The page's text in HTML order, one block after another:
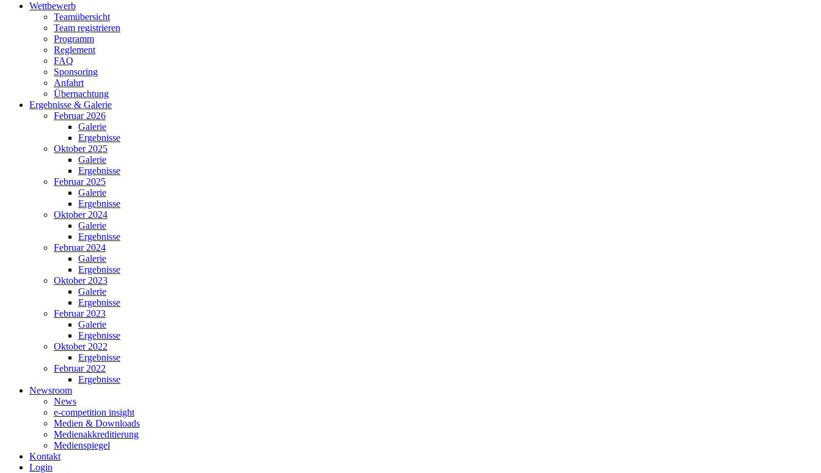
Wettbewerb
Teamübersicht
Team registrieren
Programm
Reglement
FAQ
Sponsoring
Anfahrt
Übernachtung
Ergebnisse & Galerie
Februar 2026
Galerie
Ergebnisse
Oktober 2025
Galerie
Ergebnisse
Februar 2025
Galerie
Ergebnisse
Oktober 2024
Galerie
Ergebnisse
Februar 2024
Galerie
Ergebnisse
Oktober 2023
Galerie
Ergebnisse
Februar 2023
Galerie
Ergebnisse
Oktober 2022
Ergebnisse
Februar 2022
Ergebnisse
Newsroom
News
e-competition insight
Medien & Downloads
Medienakkreditierung
Medienspiegel
Kontakt
Login